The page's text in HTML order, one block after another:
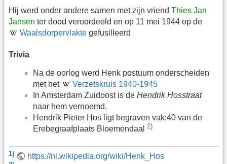
Hij werd onder andere samen met zijn vriend Thies Jan
Jansen ter dood veroordeeld en op 11 mei 1944 op de
Waalsdorpervlakte gefusilleerd
Trivia
Na de oorlog werd Henk postuum onderscheiden
met het
Verzetskruis 1940-1945
In Amsterdam Zuidoost is de Hendrik Hosstraat
naar hem vernoemd.
Hendrik Pieter Hos ligt begraven vak:40 van de
Erebegraafplaats Bloemendaal 2)
1) https://nl.wikipedia.org/wiki/Henk_Hos